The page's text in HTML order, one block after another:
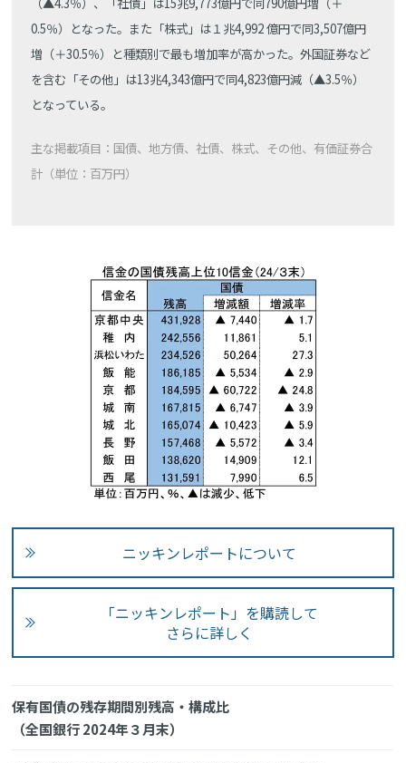
0.5％）となった。また「株式」は１兆4,992 億円で同3,507億円
増（＋30.5％）と種類別で最も増加率が高かった。外国証券など
を含む「その他」は13兆4,343億円で同4,823億円減（▲3.5％）
となっている。
主な掲載項目：国債、地方債、社債、株式、その他、有価証券合
計（単位：百万円）
ニッキンレポートについて
「ニッキンレポート」を購読して
さらに詳しく
保有国債の残存期間別残高・構成比
（全国銀行 2024年３月末）